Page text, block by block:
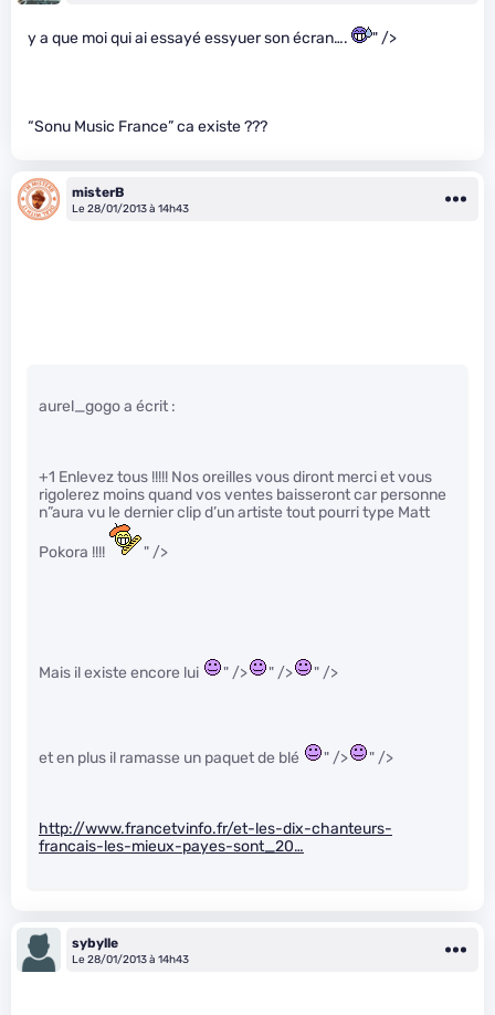
y a que moi qui ai essayé essyuer son écran…. " />
“Sonu Music France” ca existe ???
misterB
Le 28/01/2013 à 14h43
aurel_gogo a écrit :
+1 Enlevez tous !!!!! Nos oreilles vous diront merci et vous
rigolerez moins quand vos ventes baisseront car personne
n”aura vu le dernier clip d’un artiste tout pourri type Matt
Pokora !!!! " />
Mais il existe encore lui " /> " /> " />
et en plus il ramasse un paquet de blé " /> " />
http://www.francetvinfo.fr/et-les-dix-chanteurs-
francais-les-mieux-payes-sont_20…
sybylle
Le 28/01/2013 à 14h43